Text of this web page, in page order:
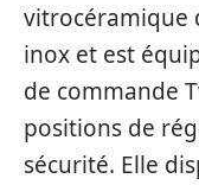
vitrocéramique
inox et est
de commande
positions de
sécurité. Elle